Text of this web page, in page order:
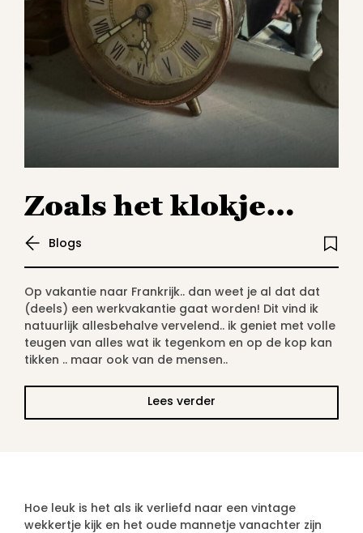
Zoals het klokje…
Blogs
Op vakantie naar Frankrijk.. dan weet je al dat dat
(deels) een werkvakantie gaat worden! Dit vind ik
natuurlijk allesbehalve vervelend.. ik geniet met volle
teugen van alles wat ik tegenkom en op de kop kan
tikken .. maar ook van de mensen..
Lees verder
Hoe leuk is het als ik verliefd naar een vintage
wekkertje kijk en het oude mannetje vanachter zijn